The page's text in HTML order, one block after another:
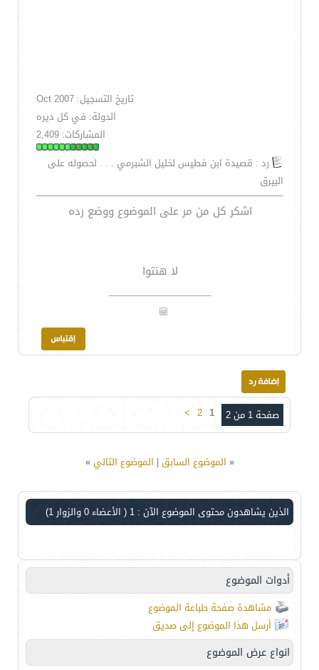
تاريخ التسجيل: Oct 2007
الدولة: في كل ديره
المشاركات: 2,409
رد : قصيدة ابن فطيس لخليل الشبرمي . . . لحصوله على
البيرق
اشكر كل من مر على الموضوع ووضع رده
لا هنتوا
__________________
صفحة 1 من 2 1
2
>
« الموضوع السابق| الموضوع التالي»
الذين يشاهدون محتوى الموضوع الآن : 1 ( الأعضاء 0 والزوار 1)
أدوات الموضوع
مشاهدة صفحة طباعة الموضوع
أرسل هذا الموضوع إلى صديق
انواع عرض الموضوع